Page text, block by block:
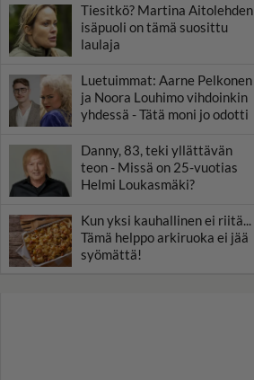
Tiesitkö? Martina Aitolehden
isäpuoli on tämä suosittu
laulaja
Luetuimmat: Aarne Pelkonen
ja Noora Louhimo vihdoinkin
yhdessä - Tätä moni jo odotti
Danny, 83, teki yllättävän
teon - Missä on 25-vuotias
Helmi Loukasmäki?
Kun yksi kauhallinen ei riitä...
Tämä helppo arkiruoka ei jää
syömättä!